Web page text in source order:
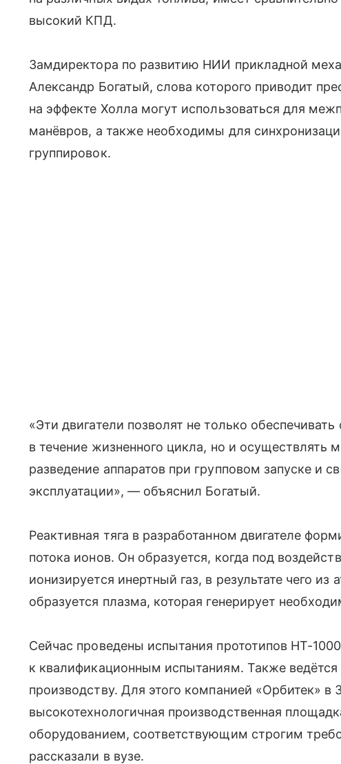
высокий КПД.
Замдиректора по развитию НИИ прикладной
Александр Богатый, слова которого приводит
на эффекте Холла могут использоваться для
манёвров, а также необходимы для
группировок.
«Эти двигатели позволят не только
в течение жизненного цикла, но и осуществлять
разведение аппаратов при групповом запуске и
эксплуатации», — объяснил Богатый.
Реактивная тяга в разработанном двигателе
потока ионов. Он образуется, когда под
ионизируется инертный газ, в результате чего
образуется плазма, которая генерирует
Сейчас проведены испытания прототипов НТ-
к квалификационным испытаниям. Также ведётся
производству. Для этого компанией «Орбитек» в
высокотехнологичная производственная
оборудованием, соответствующим строгим
рассказали в вузе.